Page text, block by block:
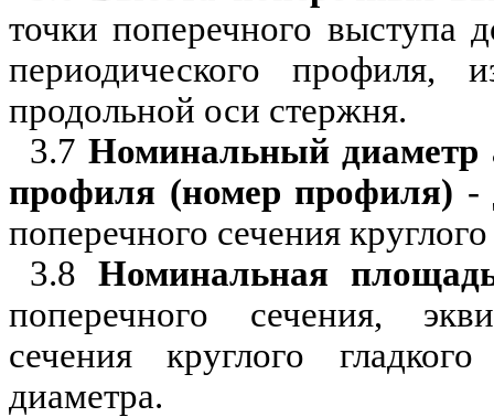
точки поперечного выступа
периодического
продольной оси стержня.
3.7Номинальный диаметр
профиля (номер профиля) -
поперечного сечения
3.8 Номинальная
поперечного сечения,
сечения круглого
диаметра.